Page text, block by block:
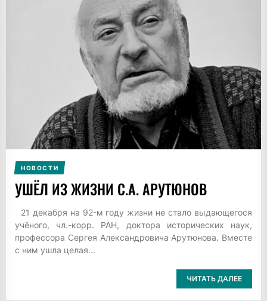
НОВОСТИ
УШЁЛ ИЗ ЖИЗНИ С.А. АРУТЮНОВ
21 декабря на 92-м году жизни не стало выдающегося
учёного, чл.-корр. РАН, доктора исторических наук,
профессора Сергея Александровича Арутюнова. Вместе
с ним ушла целая...
ЧИТАТЬ ДАЛЕЕ